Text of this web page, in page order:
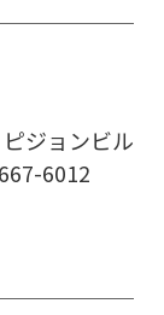
ジョンビル
6012